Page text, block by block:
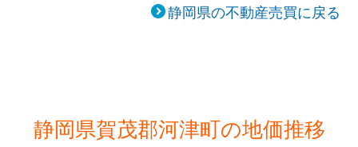
静岡県の不動産売買に戻る
静岡県賀茂郡河津町の地価推移